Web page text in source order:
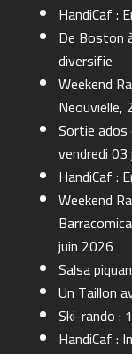
HandiCaf :
De Boston
diversifie
Weekend
Neouvielle,
Sortie
vendredi
HandiCaf :
Weekend
juin 2026
Salsa
Un Taillon
Ski-rando :
HandiCaf :